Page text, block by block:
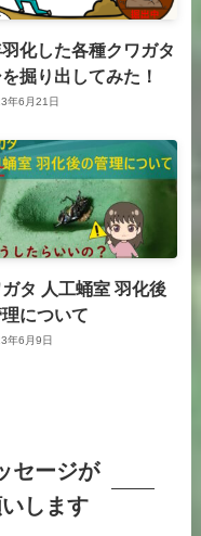
化した各種クワガタ
掘り出してみた！
年6月21日
タ 人工蛹室 羽化後
について
年6月9日
セージが
します